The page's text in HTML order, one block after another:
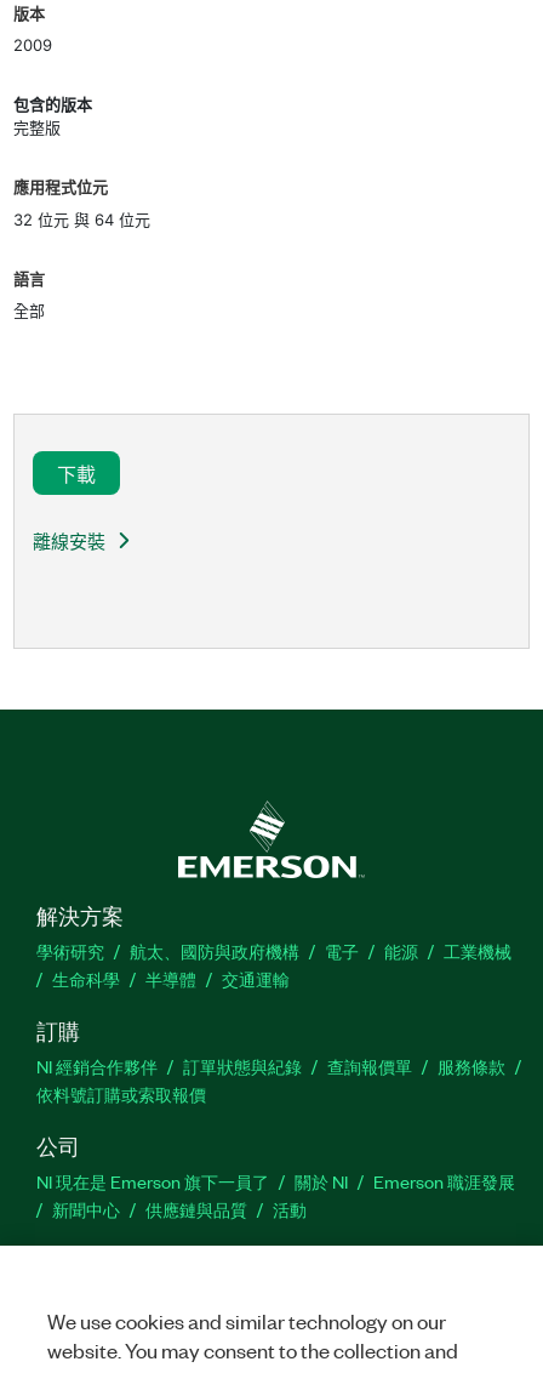
版本
2009
包含的版本
完整版
應用程式位元
32 位元 與 64 位元
語言
全部
下載
離線安裝
解決方案
學術研究 航太、國防與政府機構 電子 能源
工業機械
生命科學
半導體 交通運輸
訂購
NI 經銷合作夥伴 訂單狀態與紀錄 查詢報價單
服務條款
依料號訂購或索取報價
公司
NI 現在是 Emerson 旗下一員了 關於 NI
Emerson 職涯發展
新聞中心
供應鏈與品質 活動
站建議
We use cookies and similar technology on our
website. You may consent to the collection and